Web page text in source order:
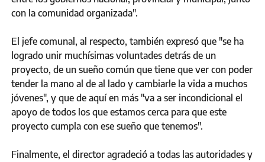
con la comunidad organizada".
El jefe comunal, al respecto, también expresó que "se ha
logrado unir muchísimas voluntades detrás de un
proyecto, de un sueño común que tiene que ver con poder
tender la mano al de al lado y cambiarle la vida a muchos
jóvenes", y que de aquí en más "va a ser incondicional el
apoyo de todos los que estamos cerca para que este
proyecto cumpla con ese sueño que tenemos".
Finalmente, el director agradeció a todas las autoridades y